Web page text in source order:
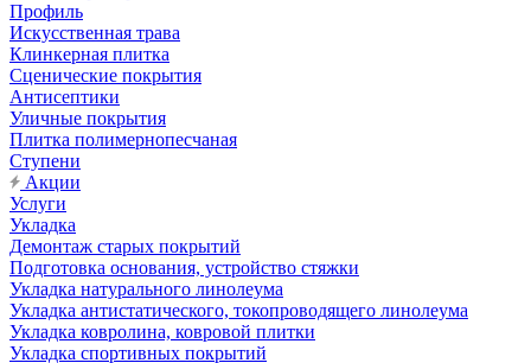
Профиль
Искусственная трава
Клинкерная плитка
Сценические покрытия
Антисептики
Уличные покрытия
Плитка полимернопесчаная
Ступени
Акции
Услуги
Укладка
Демонтаж старых покрытий
Подготовка основания, устройство стяжки
Укладка натурального линолеума
Укладка антистатического, токопроводящего линолеума
Укладка ковролина, ковровой плитки
Укладка спортивных покрытий